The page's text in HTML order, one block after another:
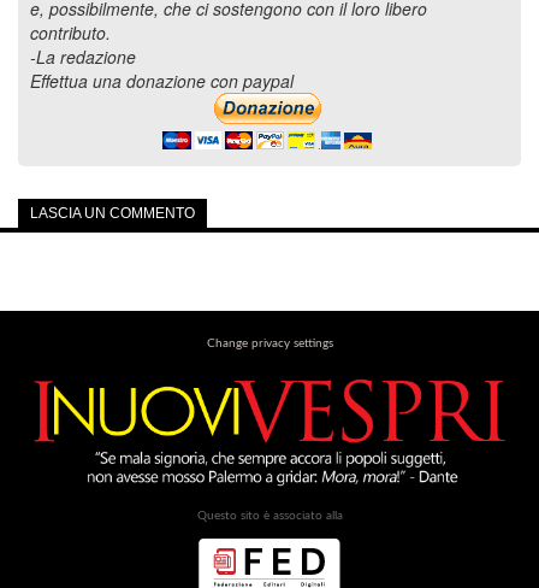
e, possibilmente, che ci sostengono con il loro libero
contributo.
-La redazione
Effettua una donazione con paypal
LASCIA UN COMMENTO
Change privacy settings
Questo sito è associato alla